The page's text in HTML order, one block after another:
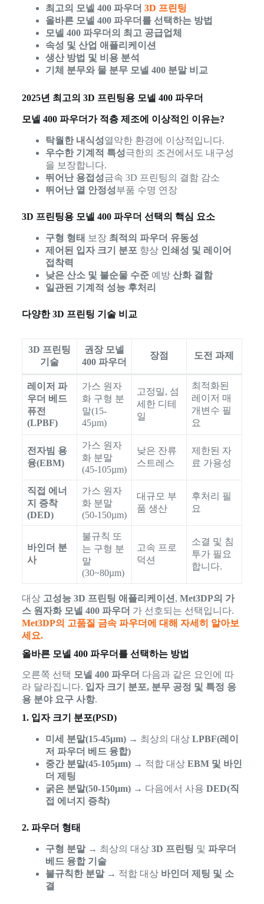
최고의 모넬 400 파우더 3D 프린팅
올바른 모넬 400 파우더를 선택하는 방법
모넬 400 파우더의 최고 공급업체
속성 및 산업 애플리케이션
생산 방법 및 비용 분석
기체 분무와 물 분무 모넬 400 분말 비교
2025년 최고의 3D 프린팅용 모넬 400 파우더
모넬 400 파우더가 적층 제조에 이상적인 이유는?
탁월한 내식성열악한 환경에 이상적입니다.
우수한 기계적 특성극한의 조건에서도 내구성
을 보장합니다.
뛰어난 용접성금속 3D 프린팅의 결함 감소
뛰어난 열 안정성부품 수명 연장
3D 프린팅용 모넬 400 파우더 선택의 핵심 요소
구형 형태 보장 최적의 파우더 유동성
제어된 입자 크기 분포 향상 인쇄성 및 레이어
접착력
낮은 산소 및 불순물 수준예방 산화 결함
일관된 기계적 성능 후처리
다양한 3D 프린팅 기술 비교
3D 프린팅
기술
권장 모넬
400 파우더
장점 도전 과제
레이저 파
우더 베드
퓨전
(LPBF)
가스 원자
화 구형 분
말(15-
45µm)
고정밀, 섬
세한 디테
일
최적화된
레이저 매
개변수 필
요
전자빔 용
융(EBM)
가스 원자
화 분말
(45-105µm)
낮은 잔류
스트레스
제한된 자
료 가용성
직접 에너
지 증착
(DED)
가스 원자
화 분말
(50-150µm)
대규모 부
품 생산
후처리 필
요
바인더 분
사
불규칙 또
는 구형 분
말
(30~80µm)
고속 프로
덕션
소결 및 침
투가 필요
합니다.
대상 고성능 3D 프린팅 애플리케이션 , Met3DP의 가
스 원자화 모넬 400 파우더 가 선호되는 선택입니다.
Met3DP의 고품질 금속 파우더에 대해 자세히 알아보
세요.
올바른 모넬 400 파우더를 선택하는 방법
오른쪽 선택 모넬 400 파우더 다음과 같은 요인에 따
라 달라집니다. 입자 크기 분포, 분무 공정 및 특정 응
용 분야 요구 사항.
1. 입자 크기 분포(PSD)
미세 분말(15-45µm)→ 최상의 대상 LPBF(레이
저 파우더 베드 융합)
중간 분말(45-105µm)→ 적합 대상 EBM 및 바인
더 제팅
굵은 분말(50-150µm)→ 다음에서 사용 DED(직
접 에너지 증착)
2. 파우더 형태
구형 분말→ 최상의 대상 3D 프린팅 및 파우더
베드 융합 기술
불규칙한 분말→ 적합 대상 바인더 제팅 및 소
결